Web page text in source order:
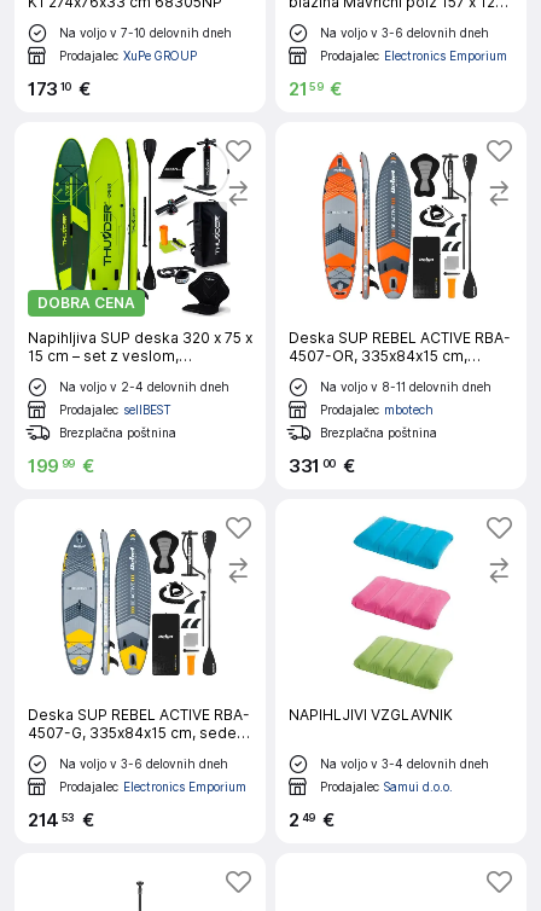
Na voljo v 7-10 delovnih dneh
Prodajalec XuPe GROUP
173 10 €
x 25 cm
Na voljo v 3-6 delovnih dneh
Prodajalec Electronics Emporium
21 59 €
DOBRA CENA
Napihljiva SUP deska 320 x 75 x
15 cm – set z veslom,
sedežem, torbo in pumpko
THUNDER® CYBER
Na voljo v 2-4 delovnih dneh
Prodajalec sellBEST
Brezplačna poštnina
199 99 €
Deska SUP REBEL ACTIVE RBA-
4507-OR, 335x84x15 cm,
sedež, veslo,170kg
Na voljo v 8-11 delovnih dneh
Prodajalec mbotech
Brezplačna poštnina
331 00 €
Deska SUP REBEL ACTIVE RBA-
4507-G, 335x84x15 cm, sedež,
veslo, 170kg
Na voljo v 3-6 delovnih dneh
Prodajalec Electronics Emporium
214 53 €
NAPIHLJIVI VZGLAVNIK
Na voljo v 3-4 delovnih dneh
Prodajalec Samui d.o.o.
2 49 €